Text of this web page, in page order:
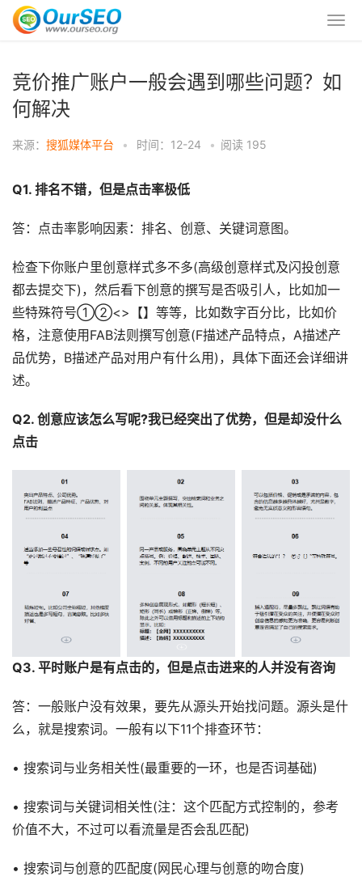
竞价推广账户一般会遇到哪些问题？如
何解决
来源： 搜狐媒体平台 • 时间：12-24 • 阅读 195
Q1. 排名不错，但是点击率极低
答：点击率影响因素：排名、创意、关键词意图。
检查下你账户里创意样式多不多(高级创意样式及闪投创意
都去提交下)，然后看下创意的撰写是否吸引人，比如加一
些特殊符号①②<>【】等等，比如数字百分比，比如价
格，注意使用FAB法则撰写创意(F描述产品特点，A描述产
品优势，B描述产品对用户有什么用)，具体下面还会详细讲
述。
Q2. 创意应该怎么写呢?我已经突出了优势，但是却没什么
点击
Q3. 平时账户是有点击的，但是点击进来的人并没有咨询
答：一般账户没有效果，要先从源头开始找问题。源头是什
么，就是搜索词。一般有以下11个排查环节：
• 搜索词与业务相关性(最重要的一环，也是否词基础)
• 搜索词与关键词相关性(注：这个匹配方式控制的，参考
价值不大，不过可以看流量是否会乱匹配)
• 搜索词与创意的匹配度(网民心理与创意的吻合度)